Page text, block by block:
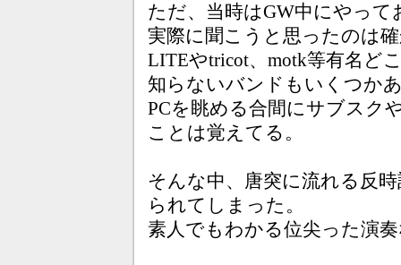
ただ、当時はGW中にやっ
実際に聞こうと思ったのは
LITEやtricot、motk等有名ど
知らないバンドもいくつか
PCを眺める合間にサブスク
ことは覚えてる。
そんな中、唐突に流れる反
られてしまった。
素人でもわかる位尖った演